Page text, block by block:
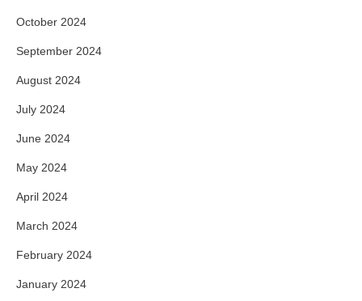
October 2024
September 2024
August 2024
July 2024
June 2024
May 2024
April 2024
March 2024
February 2024
January 2024